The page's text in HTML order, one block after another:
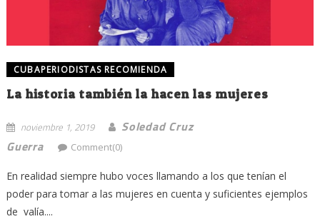
CUBAPERIODISTAS RECOMIENDA
La historia también la hacen las mujeres
noviembre 1, 2019
Soledad Cruz
Guerra
Comment(0)
En realidad siempre hubo voces llamando a los que tenían el
poder para tomar a las mujeres en cuenta y suficientes ejemplos
de valía....